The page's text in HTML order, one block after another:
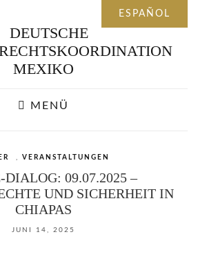
MENÜ
, VERANSTALTUNGEN
09.07.2025 –
UND SICHERHEIT IN
CHIAPAS
JUNI 14, 2025